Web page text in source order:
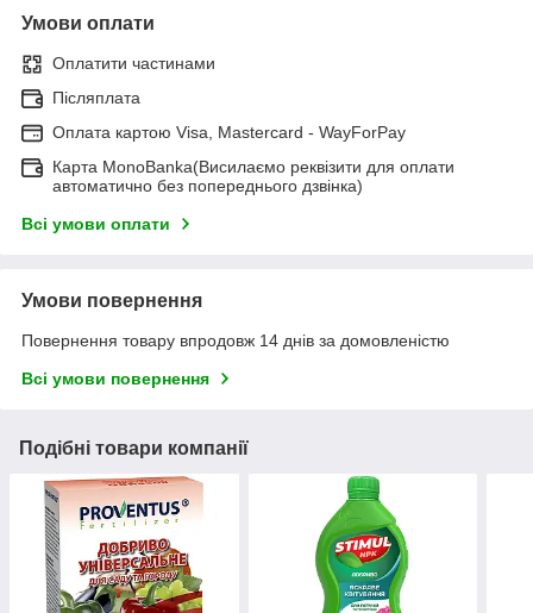
Умови оплати
Оплатити частинами
Післяплата
Оплата картою Visa, Mastercard - WayForPay
Карта MonoBanka(Висилаємо реквізити для оплати
автоматично без попереднього дзвінка)
Всі умови оплати
Умови повернення
Повернення товару впродовж 14 днів за домовленістю
Всі умови повернення
Подібні товари компанії